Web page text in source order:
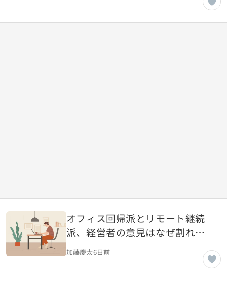
オフィス回帰派とリモート継続
派、経営者の意見はなぜ割れる
のか
加藤慶太6日前